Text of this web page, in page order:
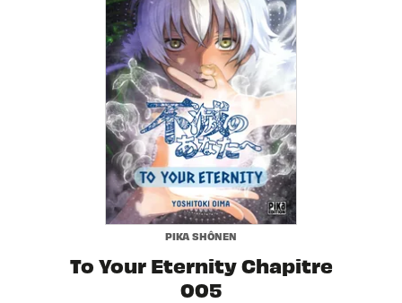
PIKA SHÔNEN
To Your Eternity Chapitre
005